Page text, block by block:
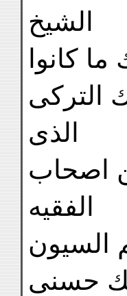
الشيخ
كانوا
التركى
الذى
اصحاب
الفقيه
السيون
حسنى